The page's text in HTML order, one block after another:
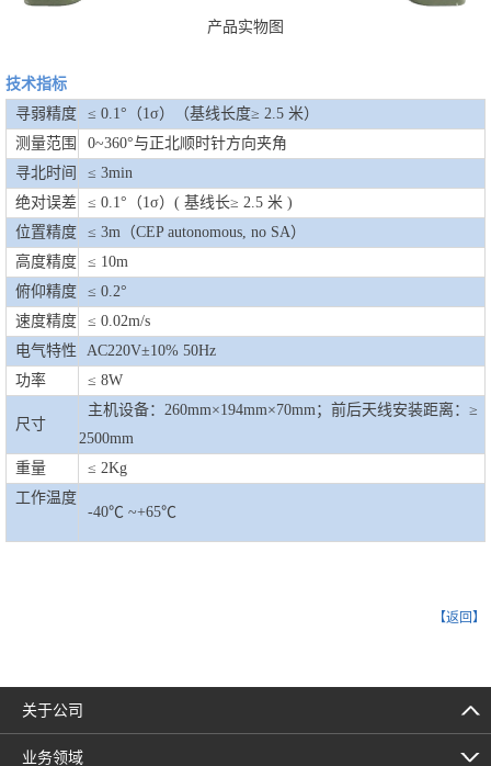
产品实物图
技术指标
寻弱精度
≤ 0.1°（1σ）（基线长度≥ 2.5 米）
测量范围
0~360°与正北顺时针方向夹角
寻北时间
≤ 3min
绝对误差
≤ 0.1°（1σ）( 基线长≥ 2.5 米 )
位置精度
≤ 3m（CEP autonomous, no SA）
高度精度
≤ 10m
俯仰精度
≤ 0.2°
速度精度
≤ 0.02m/s
电气特性
AC220V±10% 50Hz
功率
≤ 8W
尺寸
主机设备：260mm×194mm×70mm；前后天线安装距离：≥
2500mm
重量
≤ 2Kg
工作温度
-40℃ ~+65℃
【返回】
关于公司
业务领域